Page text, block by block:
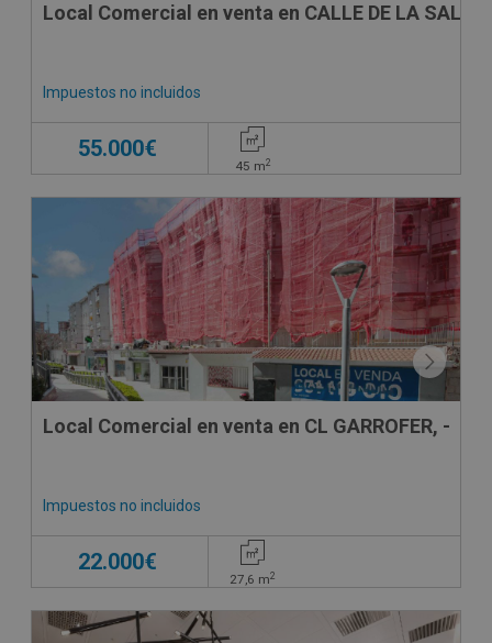
Local Comercial en venta en CALLE DE LA
Impuestos no incluidos
55.000€
45 m2
VPO
CONDICIONES ESPECIALES
Local Comercial en venta en CL GARROFER, -
Impuestos no incluidos
22.000€
27,6 m2